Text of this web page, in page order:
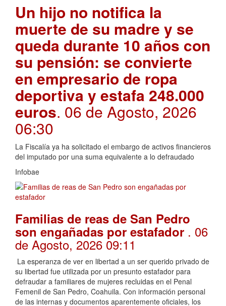
Un hijo no notifica la
muerte de su madre y se
queda durante 10 años con
su pensión: se convierte
en empresario de ropa
deportiva y estafa 248.000
euros. 06 de Agosto, 2026
06:30
La Fiscalía ya ha solicitado el embargo de activos financieros
del imputado por una suma equivalente a lo defraudado
Infobae
Familias de reas de San Pedro
son engañadas por estafador . 06
de Agosto, 2026 09:11
La esperanza de ver en libertad a un ser querido privado de
su libertad fue utilizada por un presunto estafador para
defraudar a familiares de mujeres recluidas en el Penal
Femenil de San Pedro, Coahuila. Con información personal
de las internas y documentos aparentemente oficiales, los